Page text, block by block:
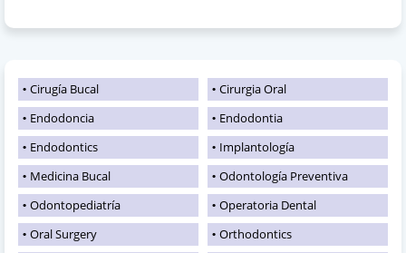
Cirugía Bucal
Cirurgia Oral
Endodoncia
Endodontia
Endodontics
Implantología
Medicina Bucal
Odontología Preventiva
Odontopediatría
Operatoria Dental
Oral Surgery
Orthodontics